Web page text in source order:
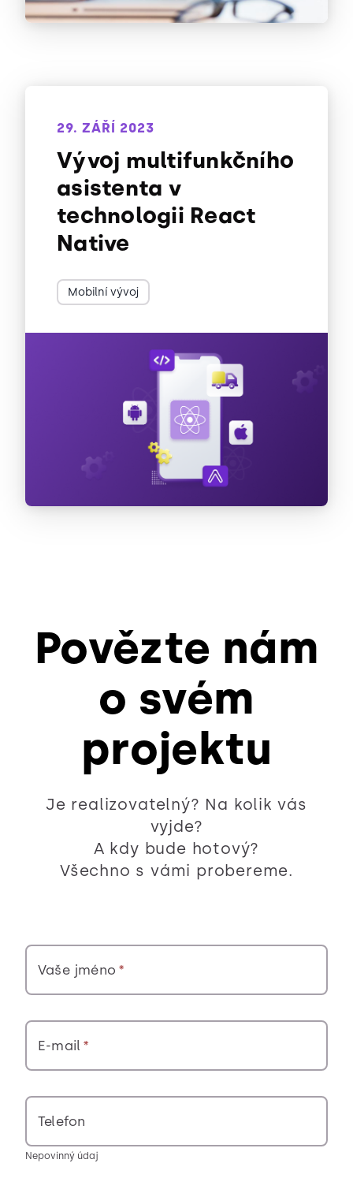
29. ZÁŘÍ 2023
Vývoj multifunkčního
asistenta v
technologii React
Native
Mobilní vývoj
Povězte nám
o svém
projektu
Je realizovatelný? Na kolik vás
vyjde?
A kdy bude hotový?
Všechno s vámi probereme.
Vaše jméno
E-mail
Telefon
Nepovinný údaj